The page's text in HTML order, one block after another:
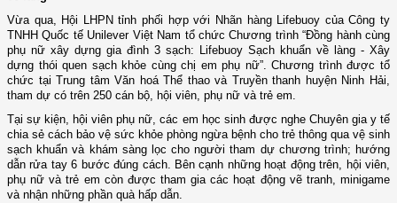
Vừa qua, Hội LHPN tỉnh phối hợp với Nhãn hàng Lifebuoy của Công ty
TNHH Quốc tế Unilever Việt Nam tổ chức Chương trình “Đồng hành cùng
phụ nữ xây dựng gia đình 3 sạch: Lifebuoy Sạch khuẩn về làng - Xây
dựng thói quen sạch khỏe cùng chị em phụ nữ”. Chương trình được tổ
chức tại Trung tâm Văn hoá Thể thao và Truyền thanh huyện Ninh Hải,
tham dự có trên 250 cán bộ, hội viên, phụ nữ và trẻ em.
Tại sự kiện, hội viên phụ nữ, các em học sinh được nghe Chuyên gia y tế
chia sẻ cách bảo vệ sức khỏe phòng ngừa bệnh cho trẻ thông qua vệ sinh
sạch khuẩn và khám sàng lọc cho người tham dự chương trình; hướng
dẫn rửa tay 6 bước đúng cách. Bên cạnh những hoạt động trên, hội viên,
phụ nữ và trẻ em còn được tham gia các hoạt động vẽ tranh, minigame
và nhận những phần quà hấp dẫn.